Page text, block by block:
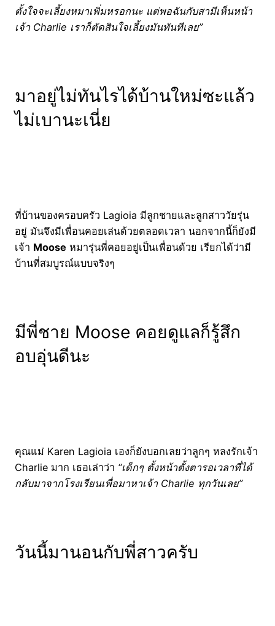
ตั้งใจจะเลี้ยงหมาเพิ่มหรอกนะ แต่พอฉันกับสามีเห็นหน้า
เจ้า Charlie เราก็ตัดสินใจเลี้ยงมันทันทีเลย”
มาอยู่ไม่ทันไรได้บ้านใหม่ซะแล้ว
ไม่เบานะเนี่ย
ที่บ้านของครอบครัว Lagioia มีลูกชายและลูกสาววัยรุ่น
อยู่ มันจึงมีเพื่อนคอยเล่นด้วยตลอดเวลา นอกจากนี้ก็ยังมี
เจ้า Moose หมารุ่นพี่คอยอยู่เป็นเพื่อนด้วย เรียกได้ว่ามี
บ้านที่สมบูรณ์แบบจริงๆ
มีพี่ชาย Moose คอยดูแลก็รู้สึก
อบอุ่นดีนะ
คุณแม่ Karen Lagioia เองก็ยังบอกเลยว่าลูกๆ หลงรักเจ้า
Charlie มาก เธอเล่าว่า “เด็กๆ ตั้งหน้าตั้งตารอเวลาที่ได้
กลับมาจากโรงเรียนเพื่อมาหาเจ้า Charlie ทุกวันเลย”
วันนี้มานอนกับพี่สาวครับ